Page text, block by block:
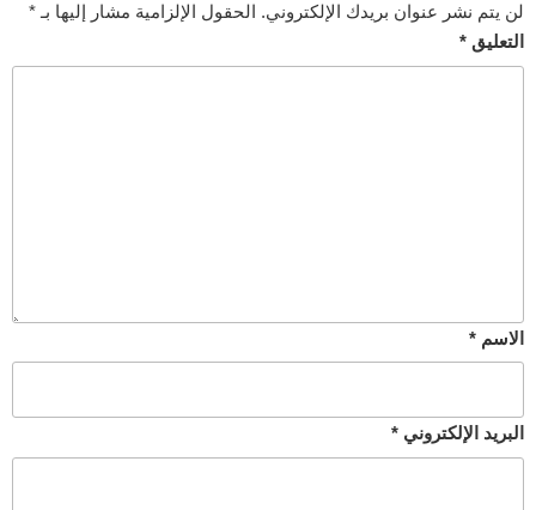
لن يتم نشر عنوان بريدك الإلكتروني. الحقول الإلزامية مشار إليها بـ *
التعليق *
الاسم *
البريد الإلكتروني *